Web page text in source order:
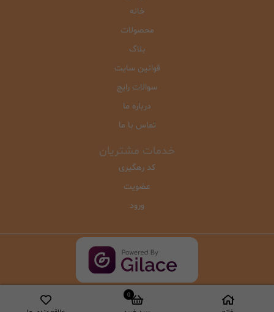
0
خانه
محصولات
بلاگ
قوانین سایت
سوالات رایج
درباره ما
تماس با ما
خدمات مشتریان
کد رهگیری
عضویت
ورود